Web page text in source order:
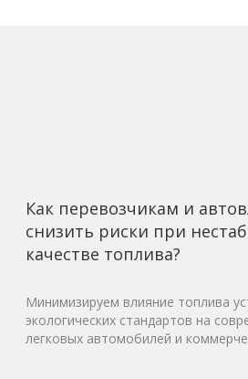
Как перевозчикам и
снизить риски при
качестве топлива?
Минимизируем влияние топлива
экологических стандартов на
легковых автомобилей и